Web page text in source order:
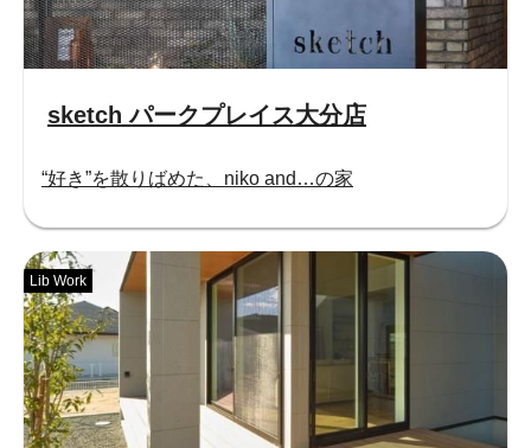
sketch パークプレイス大分店
“好き”を散りばめた、niko and…の家
Lib Work